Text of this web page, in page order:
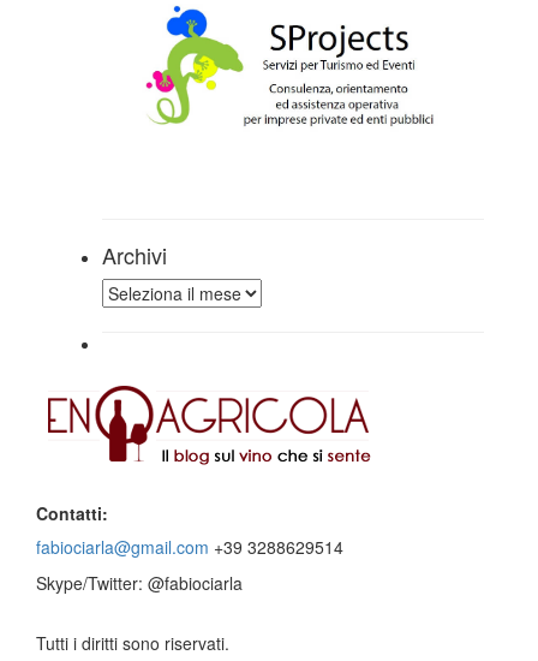
Archivi
Archivi
Contatti:
fabiociarla@gmail.com +39 3288629514
Skype/Twitter: @fabiociarla
Tutti i diritti sono riservati.